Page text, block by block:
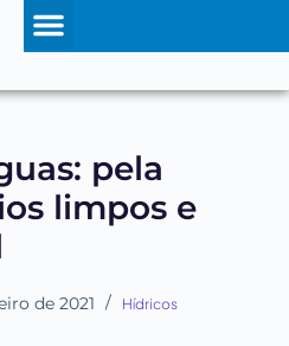
pela
limpos e
de 2021 Hídricos